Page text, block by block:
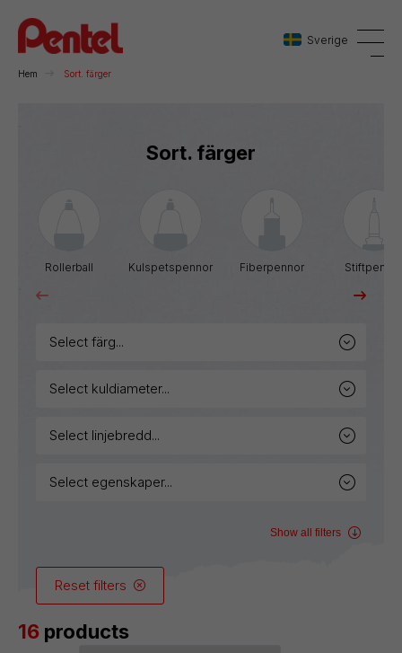
Sverige
Hem Sort. färger
Sort. färger
Rollerball Kulspetspennor Fiberpennor
select färg...
select kuldiameter...
select linjebredd...
select egenskaper...
Show all filters
Reset filters
16 products